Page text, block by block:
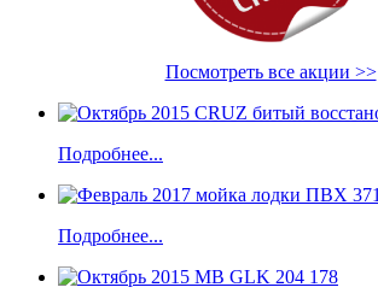
Посмотреть все акции >>
Подробнее...
Подробнее...